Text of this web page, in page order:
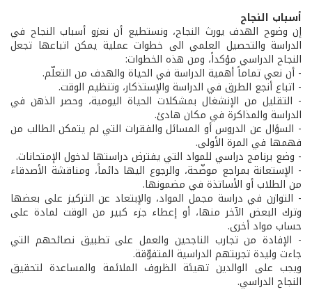
أسباب النجاح
إن وضوح الهدف يورث النجاح، ونستطيع أن نعزو أسباب النجاح في
الدراسة والتحصيل العلمي الى خطوات عملية يمكن اتباعها تجعل
النجاح الدراسي مؤكداً، ومن هذه الخطوات:
- أن نعي تماماً أهمية الدراسة في الحياة والهدف من التعلّم.
- اتباع أنجع الطرق في الدراسة والإستذكار، وتنظيم الوقت.
- التقليل من الإنشغال بمشكلات الحياة اليومية، وحصر الذهن في
الدراسة والمذاكرة في مكان هادئ.
- السؤال عن الدروس أو المسائل والفقرات التي لم يتمكن الطالب من
فهمها في المرة الأولى.
- وضع برنامج دراسي للمواد التي يفترض دراستها لدخول الإمتحانات.
- الإستعانة بمراجع موضّحة، والرجوع اليها دائماً، ومناقشة الأصدقاء
من الطلاب أو الأساتذة في مضمونها.
- التوازن في دراسة مجمل المواد، والإبتعاد عن التركيز على بعضها
وترك البعض الآخر منها، أو إعطاء جزء كبير من الوقت لمادة على
حساب مواد أخرى.
- الإفادة من تجارب الناجحين والعمل على تطبيق نصائحهم التي
جاءت وليدة تجربتهم الدراسية المتفوّقة.
ويجب على الوالدين تهيئة الظروف الملائمة والمساعدة لتحقيق
النجاح الدراسي.